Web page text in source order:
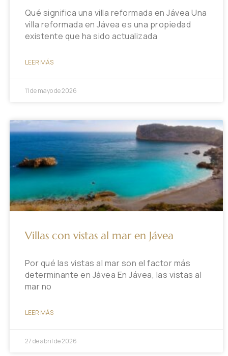
Qué significa una villa reformada en Jávea Una
villa reformada en Jávea es una propiedad
existente que ha sido actualizada
LEER MÁS
11 de mayo de 2026
Villas con vistas al mar en Jávea
Por qué las vistas al mar son el factor más
determinante en Jávea En Jávea, las vistas al
mar no
LEER MÁS
27 de abril de 2026